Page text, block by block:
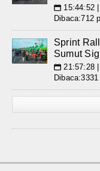
📅 15:44:52
Dibaca:712
Sprint
Sumut
📅 21:57:28